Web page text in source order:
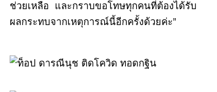
ช่วยเหลือ และกราบขอโทษทุกคนที่ต้องได้รับ
ผลกระทบจากเหตุการณ์นี้อีกครั้งด้วยค่ะ”